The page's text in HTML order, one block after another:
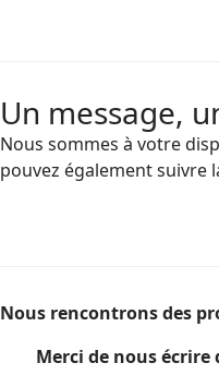
Un message,
Nous sommes à votre
pouvez également suivre
Nous rencontrons des
Merci de nous